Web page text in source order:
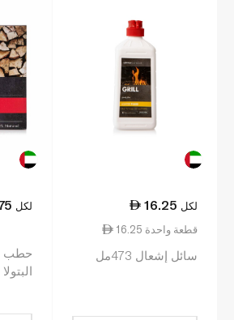
16.25 لكل
16.25 قطعة واحدة
سائل إشعال 473مل
لكل
حطب
البتولا